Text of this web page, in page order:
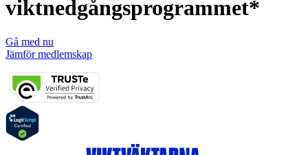
viktnedgångsprogrammet*
Gå med nu
Jämför medlemskap